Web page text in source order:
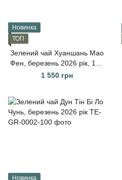
Новинка
ТОП
Зелений чай Хуаншань Мао
Фен, березень 2026 рік, 125
г
1 550 грн
Новинка